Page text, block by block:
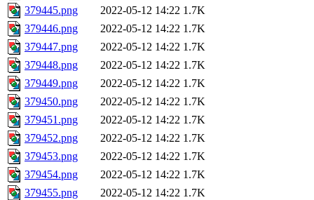
379445.png
2022-05-12 14:22 1.7K
379446.png
2022-05-12 14:22 1.7K
379447.png
2022-05-12 14:22 1.7K
379448.png
2022-05-12 14:22 1.7K
379449.png
2022-05-12 14:22 1.7K
379450.png
2022-05-12 14:22 1.7K
379451.png
2022-05-12 14:22 1.7K
379452.png
2022-05-12 14:22 1.7K
379453.png
2022-05-12 14:22 1.7K
379454.png
2022-05-12 14:22 1.7K
379455.png
2022-05-12 14:22 1.7K